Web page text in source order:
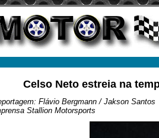
Celso Neto estreia na
Flávio Bergmann / Jakson Santos
Stallion Motorsports